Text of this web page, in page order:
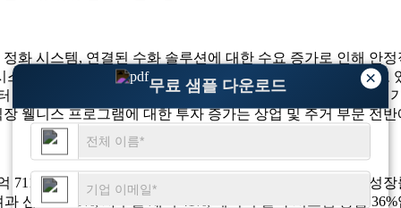
×
무료 샘플 다운로드
화 시스템, 연결된 수화 솔루션에 대한 수요 증가로 인해 안
템을 터치리스 및 센서 지원 제품으로 적극적으로 교체하
쿨러에 대한 수요도 증가하고 있습니다. 미국 제조사들은 앱
웰니스 프로그램에 대한 투자 증가는 상업 및 주거 부문 전
711만 달러, 2035년에는 6억 844만 달러에 도달해 연평균 성
선호도 49%, 사무실 채택 41%, 에너지 절약 시스템 통합